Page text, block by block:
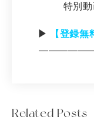
特別
▶︎
【登録
Related Posts